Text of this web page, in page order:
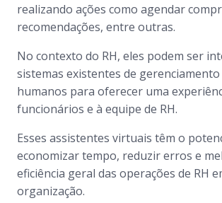
realizando ações como agendar
recomendações, entre outras.
No contexto do RH, eles podem ser
sistemas existentes de
humanos para oferecer uma
funcionários e à equipe de RH.
Esses assistentes virtuais têm o
economizar tempo, reduzir erros e
eficiência geral das operações de RH
organização.